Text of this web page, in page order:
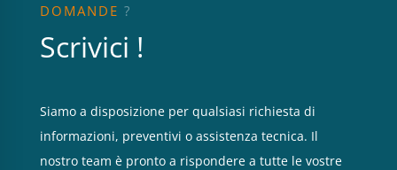
DOMANDE ?
Scrivici !
Siamo a disposizione per qualsiasi richiesta di
informazioni, preventivi o assistenza tecnica. Il
nostro team è pronto a rispondere a tutte le vostre